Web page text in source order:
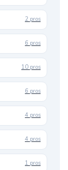
2 pros
6 pros
10 pros
6 pros
4 pros
4 pros
1 pros